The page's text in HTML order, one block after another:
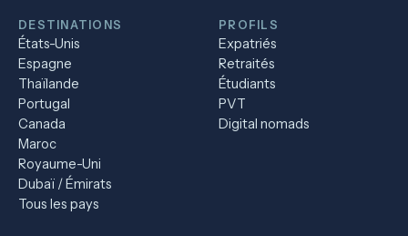
DESTINATIONS
États-Unis
Espagne
Thaïlande
Portugal
Canada
Maroc
Royaume-Uni
Dubaï / Émirats
Tous les pays
PROFILS
Expatriés
Retraités
Étudiants
PVT
Digital nomads